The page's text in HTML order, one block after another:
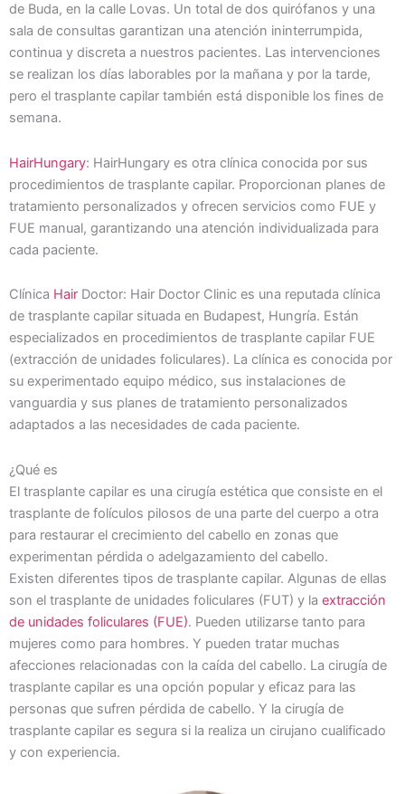
de Buda, en la calle Lovas. Un total de dos quirófanos y una
sala de consultas garantizan una atención ininterrumpida,
continua y discreta a nuestros pacientes. Las intervenciones
se realizan los días laborables por la mañana y por la tarde,
pero el trasplante capilar también está disponible los fines de
semana.
HairHungary: HairHungary es otra clínica conocida por sus
procedimientos de trasplante capilar. Proporcionan planes de
tratamiento personalizados y ofrecen servicios como FUE y
FUE manual, garantizando una atención individualizada para
cada paciente.
Clínica Hair Doctor: Hair Doctor Clinic es una reputada clínica
de trasplante capilar situada en Budapest, Hungría. Están
especializados en procedimientos de trasplante capilar FUE
(extracción de unidades foliculares). La clínica es conocida por
su experimentado equipo médico, sus instalaciones de
vanguardia y sus planes de tratamiento personalizados
adaptados a las necesidades de cada paciente.
¿Qué es
El trasplante capilar es una cirugía estética que consiste en el
trasplante de folículos pilosos de una parte del cuerpo a otra
para restaurar el crecimiento del cabello en zonas que
experimentan pérdida o adelgazamiento del cabello.
Existen diferentes tipos de trasplante capilar. Algunas de ellas
son el trasplante de unidades foliculares (FUT) y la extracción
de unidades foliculares (FUE). Pueden utilizarse tanto para
mujeres como para hombres. Y pueden tratar muchas
afecciones relacionadas con la caída del cabello. La cirugía de
trasplante capilar es una opción popular y eficaz para las
personas que sufren pérdida de cabello. Y la cirugía de
trasplante capilar es segura si la realiza un cirujano cualificado
y con experiencia.